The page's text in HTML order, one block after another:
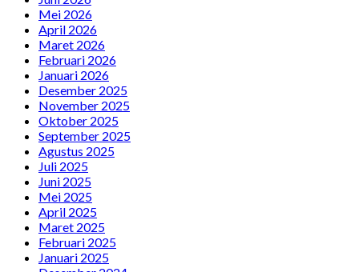
Mei 2026
April 2026
Maret 2026
Februari 2026
Januari 2026
Desember 2025
November 2025
Oktober 2025
September 2025
Agustus 2025
Juli 2025
Juni 2025
Mei 2025
April 2025
Maret 2025
Februari 2025
Januari 2025